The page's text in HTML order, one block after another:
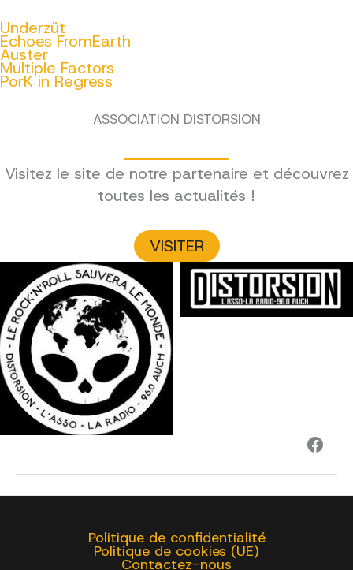
Underzüt
Echoes FromEarth
Auster
Multiple Factors
PorK in Regress
ASSOCIATION DISTORSION
Visitez le site de notre partenaire et découvrez
toutes les actualités !
VISITER
DISTORSION
ASSOCIATION
DISTORSION
Politique de confidentialité
Politique de cookies (UE)
Contactez-nous